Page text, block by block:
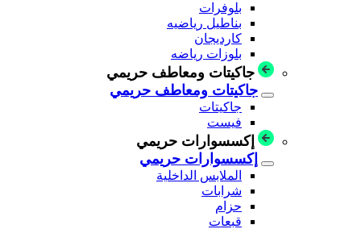
بلوفرات
بناطيل رياضيه
كارديجان
بلوزات رياضه
جاكيتات ومعاطف حريمي
جاكيتات ومعاطف حريمي
جاكيتات
فيست
إكسسوارات حريمي
إكسسوارات حريمي
الملابس الداخلية
شرابات
حزام
قبعات